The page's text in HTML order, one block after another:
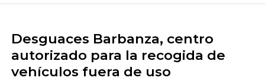
Desguaces Barbanza, centro
autorizado para la recogida de
vehículos fuera de uso